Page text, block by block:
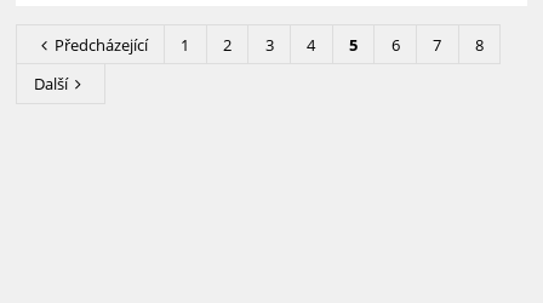
Předcházející 1 2 3 4 5 6 7
8
Další